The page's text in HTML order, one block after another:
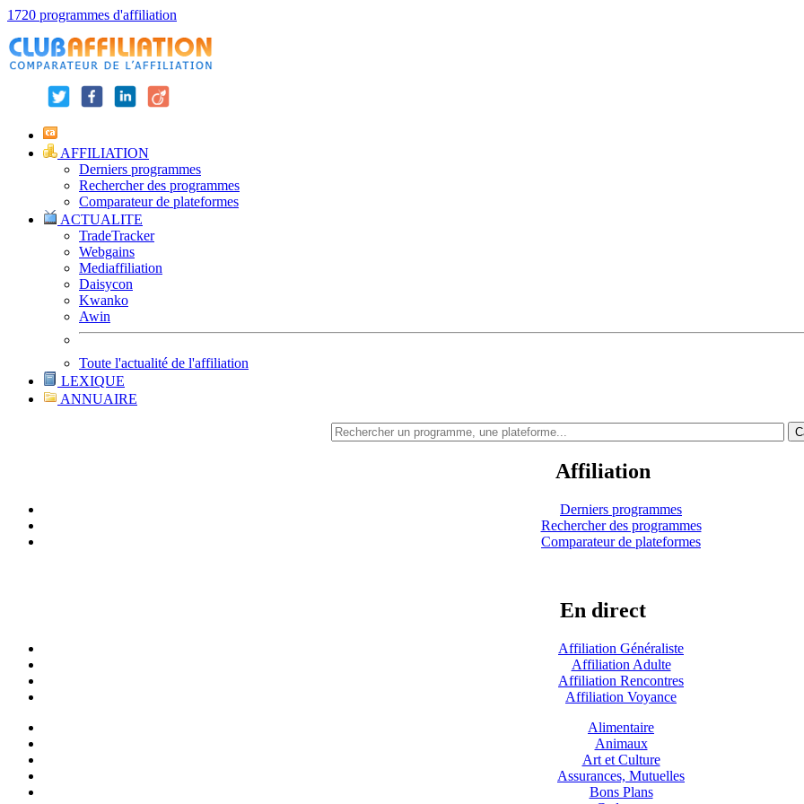
1720 programmes d'affiliation
AFFILIATION
Derniers programmes
Rechercher des programmes
Comparateur de plateformes
ACTUALITE
TradeTracker
Webgains
Mediaffiliation
Daisycon
Kwanko
Awin
Toute l'actualité de l'affiliation
LEXIQUE
ANNUAIRE
Affiliation
Derniers programmes
Rechercher des programmes
Comparateur de plateformes
En direct
Affiliation Généraliste
Affiliation Adulte
Affiliation Rencontres
Affiliation Voyance
Alimentaire
Animaux
Art et Culture
Assurances, Mutuelles
Bons Plans